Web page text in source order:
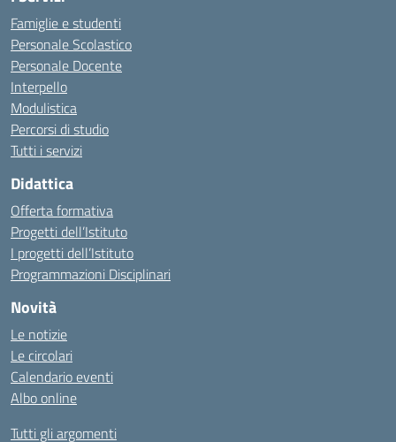
Famiglie e studenti
Personale Scolastico
Personale Docente
Interpello
Modulistica
Percorsi di studio
Tutti i servizi
Didattica
Offerta formativa
Progetti dell’Istituto
I progetti dell’Istituto
Programmazioni Disciplinari
Novità
Le notizie
Le circolari
Calendario eventi
Albo online
Tutti gli argomenti